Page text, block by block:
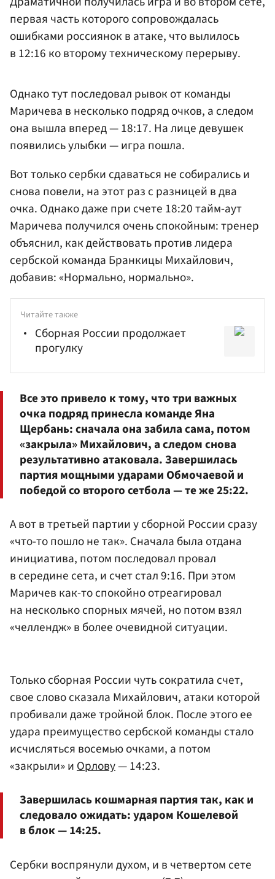
первая часть которого сопровождалась
ошибками россиянок в атаке, что вылилось
в 12:16 ко второму техническому перерыву.
Однако тут последовал рывок от команды
Маричева в несколько подряд очков, а следом
она вышла вперед — 18:17. На лице девушек
появились улыбки — игра пошла.
Вот только сербки сдаваться не собирались и
снова повели, на этот раз с разницей в два
очка. Однако даже при счете 18:20 тайм-аут
Маричева получился очень спокойным: тренер
объяснил, как действовать против лидера
сербской команда Бранкицы Михайлович,
добавив: «Нормально, нормально».
Читайте также
Сборная России продолжает
прогулку
Все это привело к тому, что три важных
очка подряд принесла команде Яна
Щербань: сначала она забила сама, потом
«закрыла» Михайлович, а следом снова
результативно атаковала. Завершилась
партия мощными ударами Обмочаевой и
победой со второго сетбола — те же 25:22.
А вот в третьей партии у сборной России сразу
«что-то пошло не так». Сначала была отдана
инициатива, потом последовал провал
в середине сета, и счет стал 9:16. При этом
Маричев как-то спокойно отреагировал
на несколько спорных мячей, но потом взял
«челлендж» в более очевидной ситуации.
Только сборная России чуть сократила счет,
свое слово сказала Михайлович, атаки которой
пробивали даже тройной блок. После этого ее
удара преимущество сербской команды стало
исчисляться восемью очками, а потом
«закрыли» иОрлову— 14:23.
Завершилась кошмарная партия так, как и
следовало ожидать: ударом Кошелевой
в блок — 14:25.
Сербки воспрянули духом, и в четвертом сете